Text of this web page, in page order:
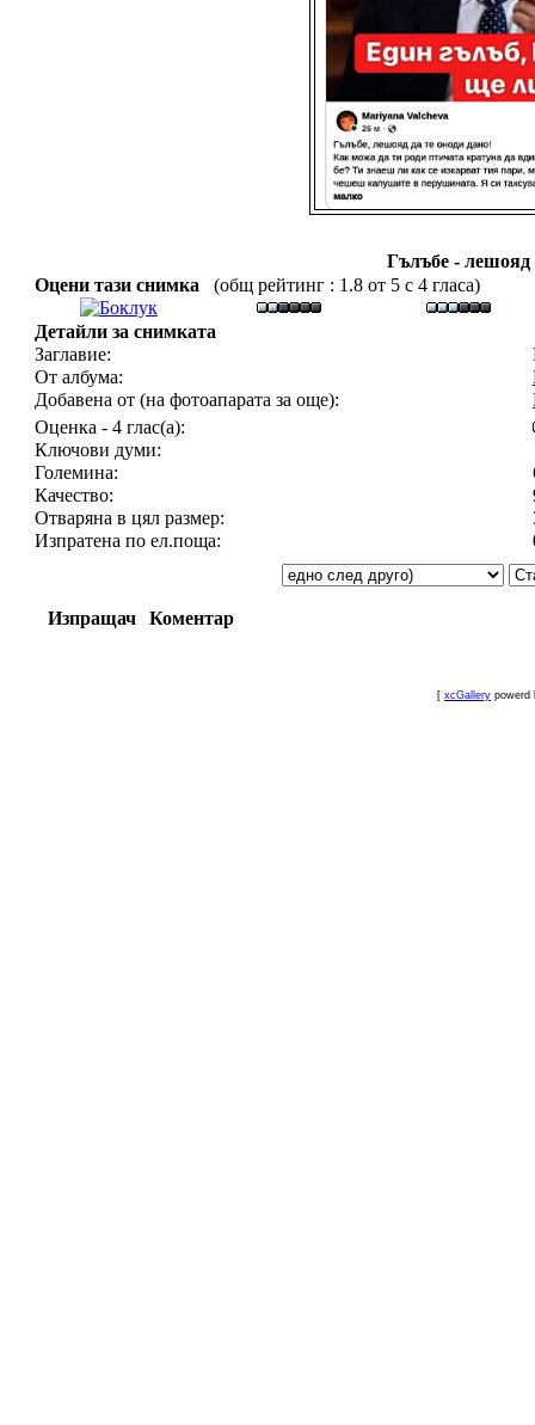
Гълъбе - лешояд
Оцени тази снимка
(общ рейтинг : 1.8 от 5 с 4 гласа)
Детайли за снимката
Заглавие:
От албума:
Добавена от (на фотоапарата за още):
Оценка - 4 глас(а):
Ключови думи:
Големина:
Качество:
Отваряна в цял размер:
Изпратена по ел.поща:
Изпращач Коментар
[ xcGallery